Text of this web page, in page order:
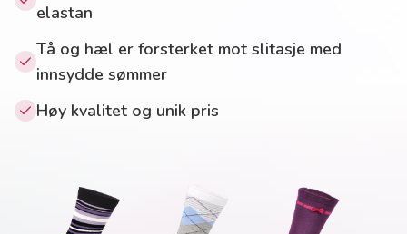
elastan
Tå og hæl er forsterket mot slitasje med
innsydde sømmer
Høy kvalitet og unik pris